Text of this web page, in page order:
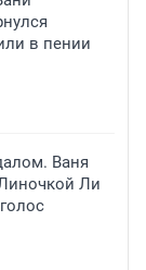
в пении
Ваня
Ли